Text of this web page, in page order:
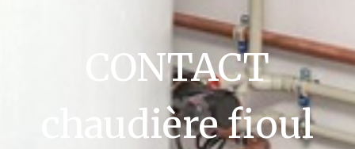
CONTACT
chaudière fioul